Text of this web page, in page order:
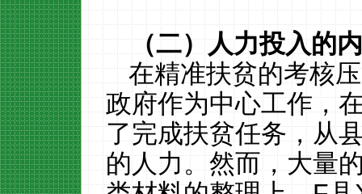
（二）人力投入的
在精准扶贫的考核
政府作为中心工作，
了完成扶贫任务，从
的人力。然而，大量